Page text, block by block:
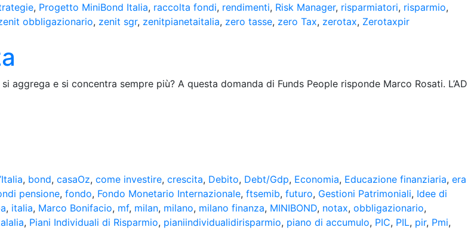
, Progetto MiniBond Italia, raccolta fondi, rendimenti, Risk Manager, risparmiatori, risparmio,
obbligazionario, zenit sgr, zenitpianetaitalia, zero tasse, zero Tax, zerotax, Zerotaxpir
e si concentra sempre più? A questa domanda di Funds People risponde Marco Rosati. L’AD
, bond, casaOz, come investire, crescita, Debito, Debt/Gdp, Economia, Educazione finanziaria, era
pensione, fondo, Fondo Monetario Internazionale, ftsemib, futuro, Gestioni Patrimoniali, Idee di
, italia, Marco Bonifacio, mf, milan, milano, milano finanza, MINIBOND, notax, obbligazionario,
, Piani Individuali di Risparmio, pianiindividualidirisparmio, piano di accumulo, PIC, PIL, pir, Pmi,